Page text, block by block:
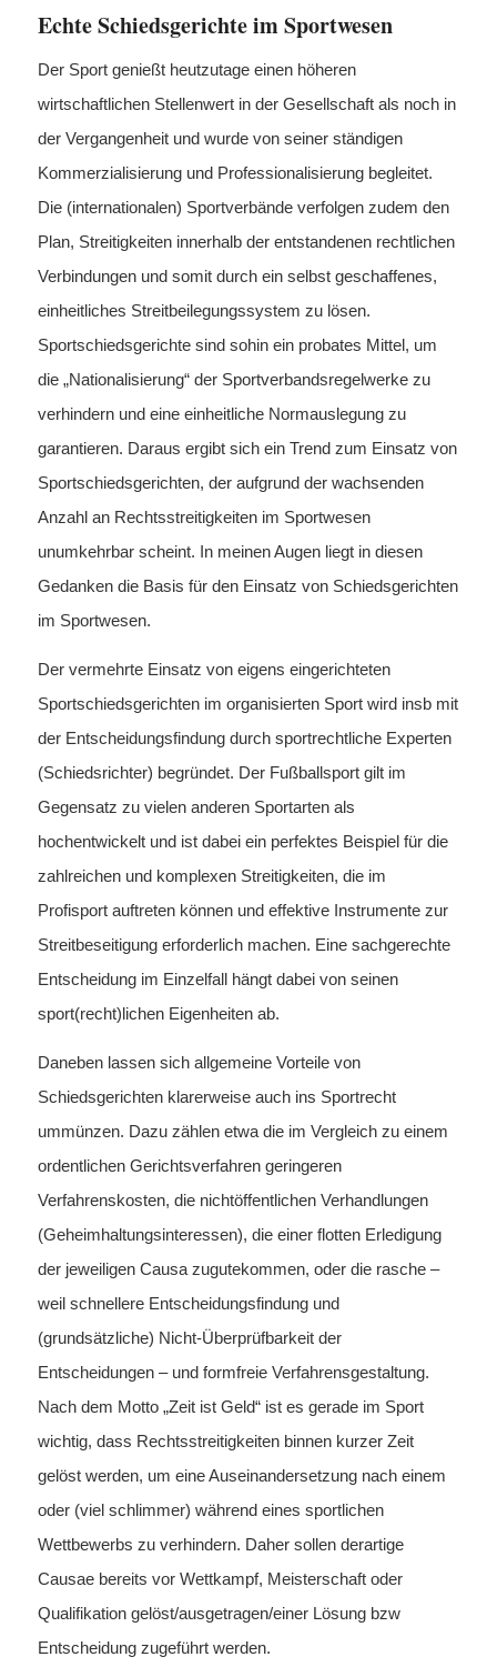
Echte Schiedsgerichte im Sportwesen
Der Sport genießt heutzutage einen höheren
wirtschaftlichen Stellenwert in der Gesellschaft als noch in
der Vergangenheit und wurde von seiner ständigen
Kommerzialisierung und Professionalisierung begleitet.
Die (internationalen) Sportverbände verfolgen zudem den
Plan, Streitigkeiten innerhalb der entstandenen rechtlichen
Verbindungen und somit durch ein selbst geschaffenes,
einheitliches Streitbeilegungssystem zu lösen.
Sportschiedsgerichte sind sohin ein probates Mittel, um
die „Nationalisierung“ der Sportverbandsregelwerke zu
verhindern und eine einheitliche Normauslegung zu
garantieren. Daraus ergibt sich ein Trend zum Einsatz von
Sportschiedsgerichten, der aufgrund der wachsenden
Anzahl an Rechtsstreitigkeiten im Sportwesen
unumkehrbar scheint. In meinen Augen liegt in diesen
Gedanken die Basis für den Einsatz von Schiedsgerichten
im Sportwesen.
Der vermehrte Einsatz von eigens eingerichteten
Sportschiedsgerichten im organisierten Sport wird insb mit
der Entscheidungsfindung durch sportrechtliche Experten
(Schiedsrichter) begründet. Der Fußballsport gilt im
Gegensatz zu vielen anderen Sportarten als
hochentwickelt und ist dabei ein perfektes Beispiel für die
zahlreichen und komplexen Streitigkeiten, die im
Profisport auftreten können und effektive Instrumente zur
Streitbeseitigung erforderlich machen. Eine sachgerechte
Entscheidung im Einzelfall hängt dabei von seinen
sport(recht)lichen Eigenheiten ab.
Daneben lassen sich allgemeine Vorteile von
Schiedsgerichten klarerweise auch ins Sportrecht
ummünzen. Dazu zählen etwa die im Vergleich zu einem
ordentlichen Gerichtsverfahren geringeren
Verfahrenskosten, die nichtöffentlichen Verhandlungen
(Geheimhaltungsinteressen), die einer flotten Erledigung
der jeweiligen Causa zugutekommen, oder die rasche –
weil schnellere Entscheidungsfindung und
(grundsätzliche) Nicht-Überprüfbarkeit der
Entscheidungen – und formfreie Verfahrensgestaltung.
Nach dem Motto „Zeit ist Geld“ ist es gerade im Sport
wichtig, dass Rechtsstreitigkeiten binnen kurzer Zeit
gelöst werden, um eine Auseinandersetzung nach einem
oder (viel schlimmer) während eines sportlichen
Wettbewerbs zu verhindern. Daher sollen derartige
Causae bereits vor Wettkampf, Meisterschaft oder
Qualifikation gelöst/ausgetragen/einer Lösung bzw
Entscheidung zugeführt werden.